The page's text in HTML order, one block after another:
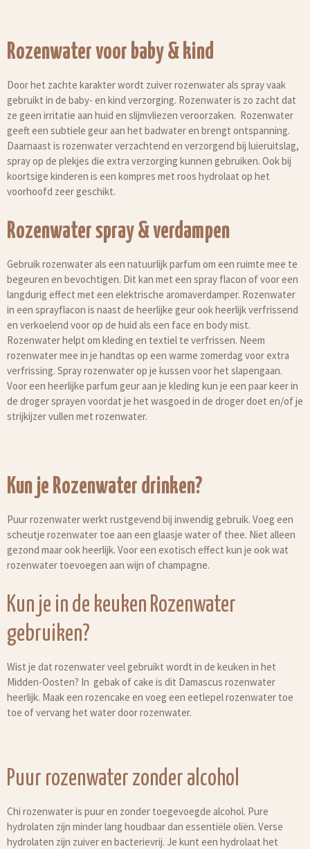
Rozenwater voor baby & kind
Door het zachte karakter wordt zuiver rozenwater als spray vaak
gebruikt in de baby- en kind verzorging. Rozenwater is zo zacht dat
ze geen irritatie aan huid en slijmvliezen veroorzaken. Rozenwater
geeft een subtiele geur aan het badwater en brengt ontspanning.
Daarnaast is rozenwater verzachtend en verzorgend bij luieruitslag,
spray op de plekjes die extra verzorging kunnen gebruiken. Ook bij
koortsige kinderen is een kompres met roos hydrolaat op het
voorhoofd zeer geschikt.
Rozenwater spray & verdampen
Gebruik rozenwater als een natuurlijk parfum om een ruimte mee te
begeuren en bevochtigen. Dit kan met een spray flacon of voor een
langdurig effect met een elektrische aromaverdamper. Rozenwater
in een sprayflacon is naast de heerlijke geur ook heerlijk verfrissend
en verkoelend voor op de huid als een face en body mist.
Rozenwater helpt om kleding en textiel te verfrissen. Neem
rozenwater mee in je handtas op een warme zomerdag voor extra
verfrissing. Spray rozenwater op je kussen voor het slapengaan.
Voor een heerlijke parfum geur aan je kleding kun je een paar keer in
de droger sprayen voordat je het wasgoed in de droger doet en/of je
strijkijzer vullen met rozenwater.
Kun je Rozenwater drinken?
Puur rozenwater werkt rustgevend bij inwendig gebruik. Voeg een
scheutje rozenwater toe aan een glaasje water of thee. Niet alleen
gezond maar ook heerlijk. Voor een exotisch effect kun je ook wat
rozenwater toevoegen aan wijn of champagne.
Kun je in de keuken Rozenwater
gebruiken?
Wist je dat rozenwater veel gebruikt wordt in de keuken in het
Midden-Oosten? In gebak of cake is dit Damascus rozenwater
heerlijk. Maak een rozencake en voeg een eetlepel rozenwater toe
toe of vervang het water door rozenwater.
Puur rozenwater zonder alcohol
Chi rozenwater is puur en zonder toegevoegde alcohol. Pure
hydrolaten zijn minder lang houdbaar dan essentiële oliën. Verse
hydrolaten zijn zuiver en bacterievrij. Je kunt een hydrolaat het